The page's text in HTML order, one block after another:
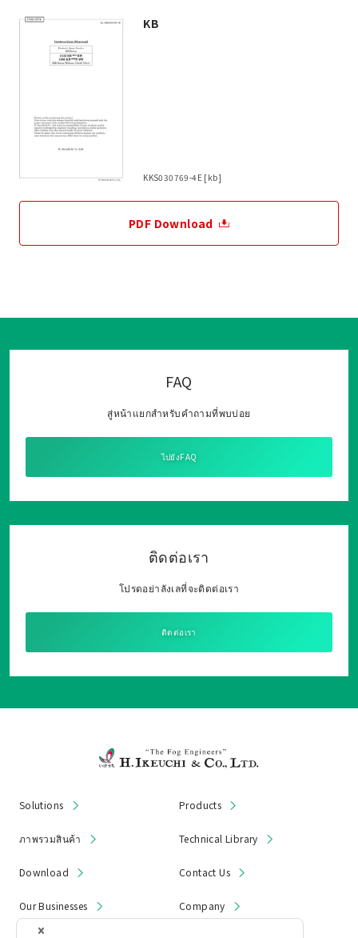
KB
KKS030769-4E [kb]
PDF Download
FAQ
สู่หน้าแยกสำหรับคำถามที่พบบ่อย
ไปยังFAQ
ติดต่อเรา
โปรดอย่าลังเลที่จะติดต่อเรา
ติดต่อเรา
Solutions Products
ภาพรวมสินค้า Technical Library
Download Contact Us
Our Businesses Company